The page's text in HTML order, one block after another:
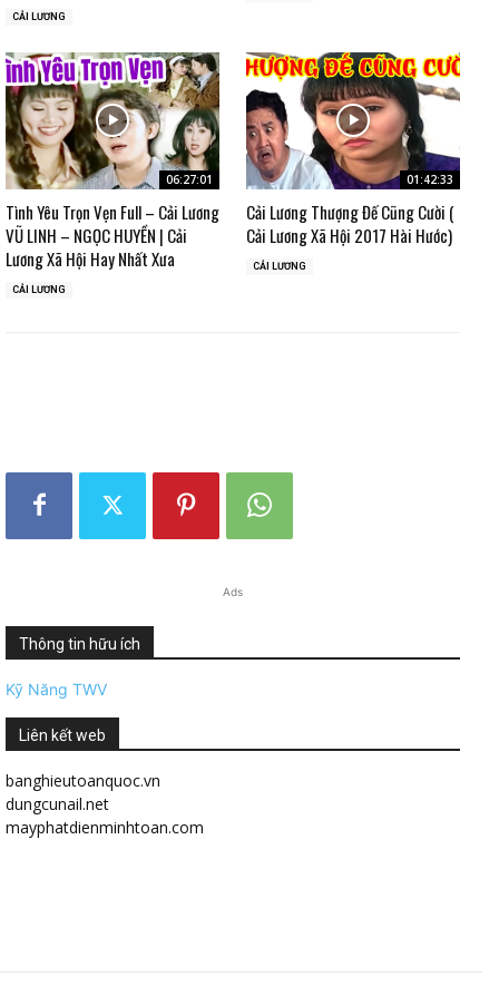
CẢI LƯƠNG
06:27:01
Tình Yêu Trọn Vẹn Full – Cải Lương
VŨ LINH – NGỌC HUYỀN | Cải
Lương Xã Hội Hay Nhất Xưa
CẢI LƯƠNG
01:42:33
Cải Lương Thượng Đế Cũng Cười (
Cải Lương Xã Hội 2017 Hài Hước)
CẢI LƯƠNG
Ads
Thông tin hữu ích
Kỹ Năng TWV
Liên kết web
banghieutoanquoc.vn
dungcunail.net
mayphatdienminhtoan.com